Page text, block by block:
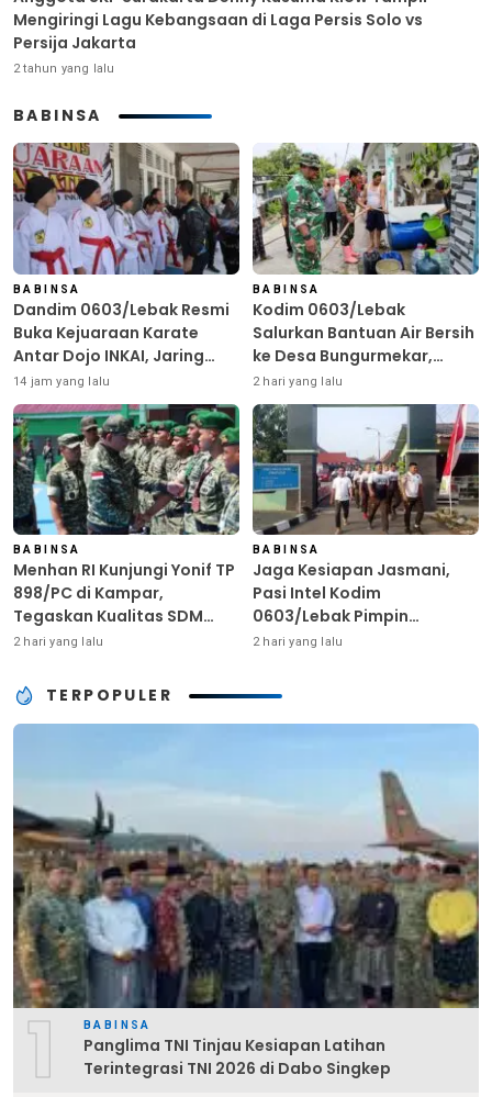
Mengiringi Lagu Kebangsaan di Laga Persis Solo vs
Persija Jakarta
2 tahun yang lalu
BABINSA
BABINSA
Dandim 0603/Lebak Resmi
Buka Kejuaraan Karate
Antar Dojo INKAI, Jaring
Bibit Atlet Unggul Sambut
HUT ke-81 RI
14 jam yang lalu
BABINSA
Kodim 0603/Lebak
Salurkan Bantuan Air Bersih
ke Desa Bungurmekar,
Ringankan Beban Warga
Terdampak Kemarau
2 hari yang lalu
BABINSA
Menhan RI Kunjungi Yonif TP
898/PC di Kampar,
Tegaskan Kualitas SDM
Kunci Kekuatan TNI
2 hari yang lalu
BABINSA
Jaga Kesiapan Jasmani,
Pasi Intel Kodim
0603/Lebak Pimpin
Pembinaan Fisik Rutin
2 hari yang lalu
TERPOPULER
1 BABINSA
Panglima TNI Tinjau Kesiapan Latihan
Terintegrasi TNI 2026 di Dabo Singkep